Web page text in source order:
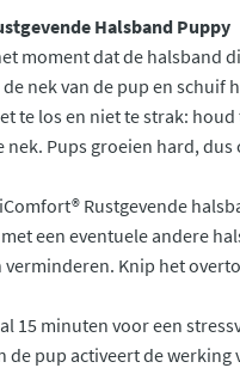
Halsband Puppy
moment dat de halsband
nek van de pup en schuif
te los en niet te strak:
nek. Pups groeien hard,
Rustgevende
een eventuele andere
Knip het
15 minuten voor een
de pup activeert de werking